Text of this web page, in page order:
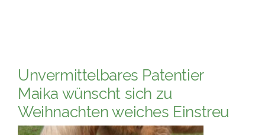
FÖRDERN & VERERBEN
KOOPERATIONEN
4KIDS
Unvermittelbares Patentier
Maika wünscht sich zu
Weihnachten weiches Einstreu